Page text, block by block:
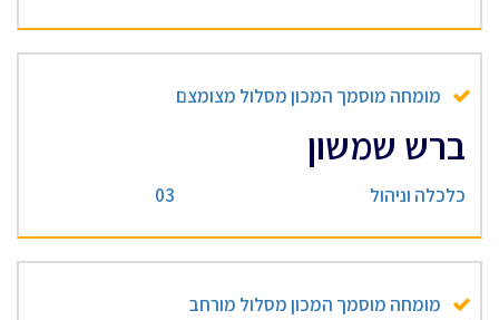
מומחה מוסמך המכון מסלול מצומצם
ברש שמשון
כלכלה וניהול 03
מומחה מוסמך המכון מסלול מורחב